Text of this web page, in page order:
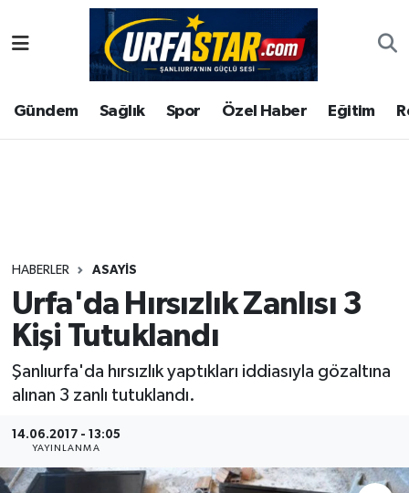
Gündem Sağlık Spor Özel Haber Eğitim
HABERLER ASAYİS
Urfa'da Hırsızlık Zanlısı 3
Kişi Tutuklandı
Şanlıurfa'da hırsızlık yaptıkları iddiasıyla gözaltına
alınan 3 zanlı tutuklandı.
14.06.2017 - 13:05
YAYINLANMA
ASAYİS
ÇEVRE
Gündem
Kültür
Magazin
Şanlıurfa Nöbetçi Eczaneler
Şanlıurfa Hava Durumu
Tüm Manşetler
Son Dakika Haberleri
Haber Arşivi